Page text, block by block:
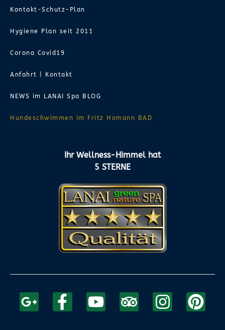
Kontakt-Schutz-Plan
Hygiene Plan seit 2011
Corona Covid19
Anfahrt | Kontakt
NEWS im LANAI Spa BLOG
Hundeschwimmen im Fritz Homann BAD
Ihr Wellness-Himmel hat
5 STERNE